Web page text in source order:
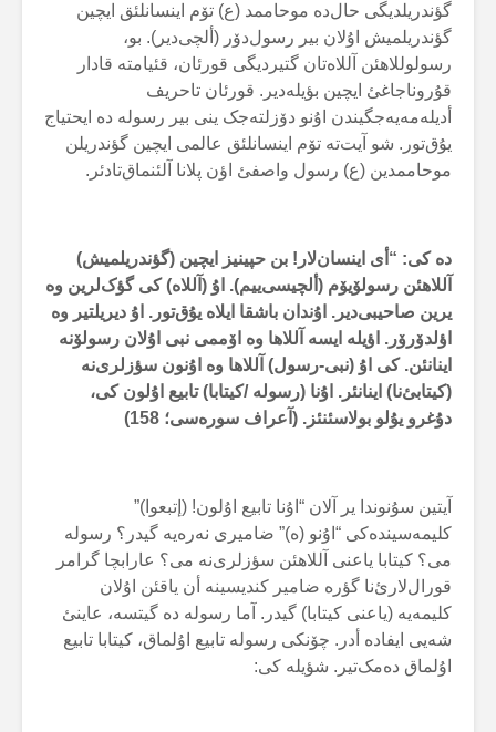
گؤندریلدیگی حال‌دە موحاممد (ع) تۆم اینسانلئق ایچین
گؤندریلمیش اۇلان بیر رسول‌دۆر (ألچی‌دیر). بو،
رسولوللاهئن آللاەتان گتیردیگی قورئان، قئیامتە قادار
قۇروناجاغئ ایچین بؤیلەدیر. قورئان تاحریف
أدیلەمەیەجگیندن اۇنو دۆزلتەجک ینی بیر رسولە دە ایحتیاج
یۇق‌تور. شو آیت‌تە تۆم اینسانلئق عالمی ایچین گؤندریلن
موحاممدین (ع) رسول واصفئ اؤن پلانا آلئنماق‌تادئر.
دە کی: “أی اینسان‌لار! بن حپینیز ایچین (گؤندریلمیش)
آللاهئن رسولۆیۆم (ألچیسی‌ییم). اۇ (آللاە) کی گؤک‌لرین وە
یرین صاحیبی‌دیر. اۇندان باشقا ایلاە یۇق‌تور. اۇ دیریلتیر وە
اؤلدۆرۆر. اؤیلە ایسە آللاها وە اۆممی نبی اۇلان رسولۆنە
اینانئن. کی اۇ (نبی-رسول) آللاها وە اۇنون سؤزلری‌نە
(کیتابئ‌نا) اینانئر. اۇنا (رسولە /کیتابا) تابیع اۇلون کی،
دۇغرو یۇلو بولاسئنئز. (آعراف سورەسی؛ 158
)
آیتین سۇنوندا یر آلان “اۇنا تابیع اۇلون! (إتبعوا)”
کلیمەسیندەکی “اۇنو (ە)” ضامیری نەرەیە گیدر؟ رسولە
می؟ کیتابا یاعنی آللاهئن سؤزلری‌نە می؟ عارابچا گرامر
قورال‌لارئ‌نا گؤرە ضامیر کندیسینە أن یاقئن اۇلان
کلیمەیە (یاعنی کیتابا) گیدر. آما رسولە دە گیتسە، عاینئ
شەیی ایفادە أدر. چۆنکی رسولە تابیع اۇلماق، کیتابا تابیع
اۇلماق دەمک‌تیر. شؤیلە کی: